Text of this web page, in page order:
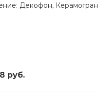
Декофон,
руб.